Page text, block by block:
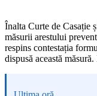
Înalta Curte de Casație
măsurii arestului
respins contestația
dispusă această